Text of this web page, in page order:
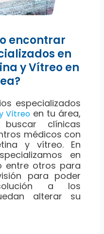
encontrar
en
y Vítreo en
especializados
Vítreoen tu área,
clínicas
médicos con
y vítreo. En
en
entre otros para
para poder
a los
alterar su